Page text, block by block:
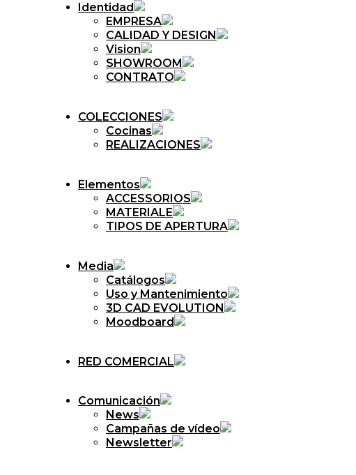
Identidad
EMPRESA
CALIDAD Y DESIGN
Vision
SHOWROOM
CONTRATO
COLECCIONES
Cocinas
REALIZACIONES
Elementos
ACCESSORIOS
MATERIALE
TIPOS DE APERTURA
Media
Catálogos
Uso y Mantenimiento
3D CAD EVOLUTION
Moodboard
RED COMERCIAL
Comunicación
News
Campañas de vídeo
Newsletter